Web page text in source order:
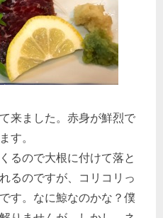
来ました。赤身が鮮烈で
す。
るので大根に付けて落と
るのですが、コリコリっ
す。なに鯨なのかな？僕